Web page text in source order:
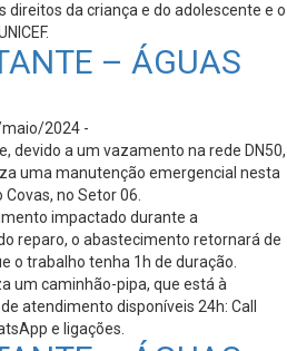
direitos da criança e do adolescente e o
– ÁGUAS
2024 -
devido a um vazamento na rede DN50,
uma manutenção emergencial nesta
no Setor 06.
impactado durante a
reparo, o abastecimento retornará de
o trabalho tenha 1h de duração.
um caminhão-pipa, que está à
atendimento disponíveis 24h: Call
e ligações.